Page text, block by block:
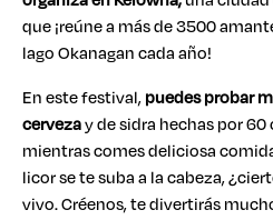
que ¡reúne a más de 3500
lago Okanagan cada año!
En este festival,puedes probar
cervezay de sidra hechas por
mientras comes deliciosa
licor se te suba a la cabeza,
vivo. Créenos, te divertirás